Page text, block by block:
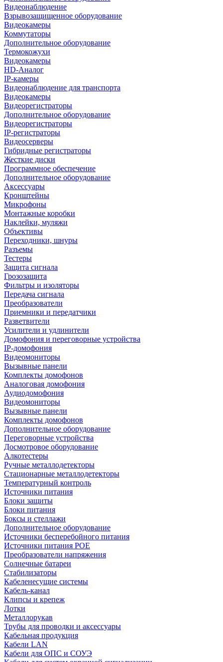
Видеонаблюдение
Взрывозащищенное оборудование
Видеокамеры
Коммутаторы
Дополнительное оборудование
Термокожухи
Видеокамеры
HD-Аналог
IP-камеры
Видеонаблюдение для транспорта
Видеокамеры
Видеорегистраторы
Дополнительное оборудование
Видеорегистраторы
IP-регистраторы
Видеосерверы
Гибридные регистраторы
Жесткие диски
Программное обеспечение
Дополнительное оборудование
Аксессуары
Кронштейны
Микрофоны
Монтажные коробки
Наклейки, муляжи
Объективы
Переходники, шнуры
Разъемы
Тестеры
Защита сигнала
Грозозащита
Фильтры и изоляторы
Передача сигнала
Преобразователи
Приемники и передатчики
Разветвители
Усилители и удлинители
Домофония и переговорные устройства
IP-домофония
Видеомониторы
Вызывные панели
Комплекты домофонов
Аналоговая домофония
Аудиодомофония
Видеомониторы
Вызывные панели
Комплекты домофонов
Дополнительное оборудование
Переговорные устройства
Досмотровое оборудование
Алкотестеры
Ручные металлодетекторы
Стационарные металлодетекторы
Температурный контроль
Источники питания
Блоки защиты
Блоки питания
Боксы и стеллажи
Дополнительное оборудование
Источники бесперебойного питания
Источники питания POE
Преобразователи напряжения
Солнечные батареи
Стабилизаторы
Кабеленесущие системы
Кабель-канал
Клипсы и крепеж
Лотки
Металлорукав
Трубы для проводки и аксессуары
Кабельная продукция
Кабели LAN
Кабели для ОПС и СОУЭ